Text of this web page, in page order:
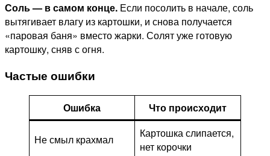
Соль — в самом конце. Если посолить в начале, соль
вытягивает влагу из картошки, и снова получается
«паровая баня» вместо жарки. Солят уже готовую
картошку, сняв с огня.
Частые ошибки
Ошибка Что происходит
Не смыл крахмал
Картошка слипается,
нет корочки